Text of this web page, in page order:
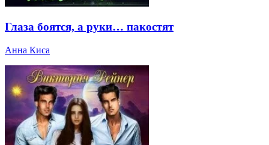
Глаза боятся, а руки… пакостят
Анна Киса